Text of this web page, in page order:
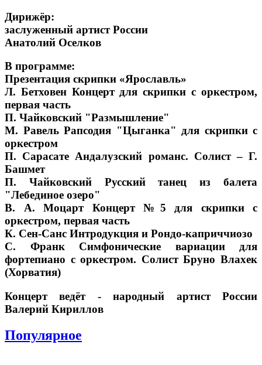
Дирижёр:
заслуженный артист России
Анатолий Оселков
В программе:
Презентация скрипки «Ярославль»
Л. Бетховен Концерт для скрипки с оркестром,
первая часть
П. Чайковский "Размышление"
М. Равель Рапсодия "Цыганка" для скрипки с
оркестром
П. Сарасате Андалузский романс. Солист – Г.
Башмет
П. Чайковский Русский танец из балета
"Лебединое озеро"
В. А. Моцарт Концерт №5 для скрипки с
оркестром, первая часть
К. Сен-Санс Интродукция и Рондо-каприччиозо
С. Франк Симфонические вариации для
фортепиано с оркестром. Солист Бруно Влахек
(Хорватия)
Концерт ведёт - народный артист России
Валерий Кириллов
Популярное